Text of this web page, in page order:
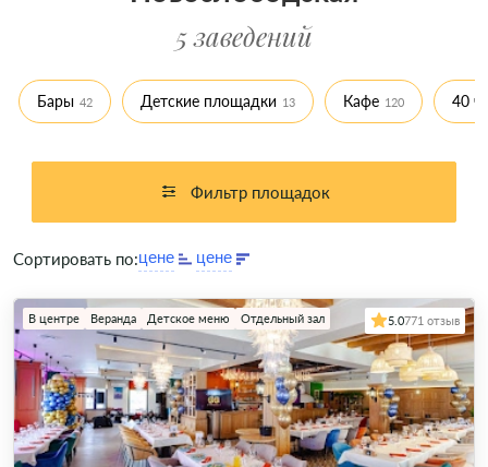
5 заведений
Бары 42 Детские площадки 13 Кафе 120 40
Фильтр площадок
Сортировать по:
В центре Веранда Детское меню Отдельный зал 5.0771 отзыв